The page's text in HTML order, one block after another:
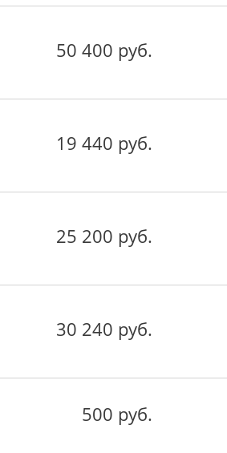
50 400 руб.
19 440 руб.
25 200 руб.
30 240 руб.
500 руб.